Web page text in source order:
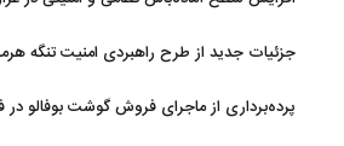
جزئیات جدید از طرح راهبردی امنیت تنگه
پرده‌برداری از ماجرای فروش گوشت بوفالو